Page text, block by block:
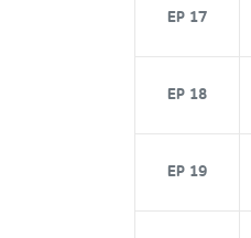
EP 17
EP 18
EP 19